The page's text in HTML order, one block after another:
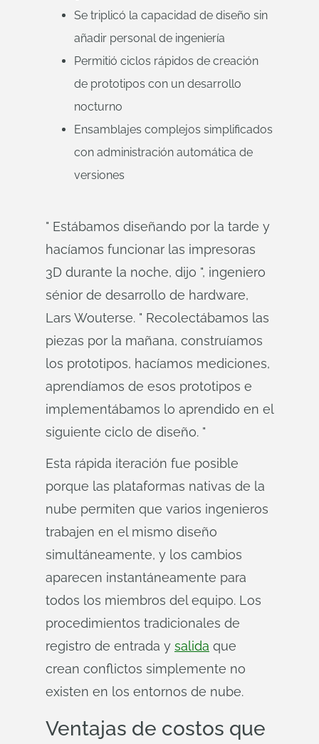
Se triplicó la capacidad de diseño sin
añadir personal de ingeniería
Permitió ciclos rápidos de creación
de prototipos con un desarrollo
nocturno
Ensamblajes complejos simplificados
con administración automática de
versiones
" Estábamos diseñando por la tarde y
hacíamos funcionar las impresoras
3D durante la noche, dijo ", ingeniero
sénior de desarrollo de hardware,
Lars Wouterse. " Recolectábamos las
piezas por la mañana, construíamos
los prototipos, hacíamos mediciones,
aprendíamos de esos prototipos e
implementábamos lo aprendido en el
siguiente ciclo de diseño. "
Esta rápida iteración fue posible
porque las plataformas nativas de la
nube permiten que varios ingenieros
trabajen en el mismo diseño
simultáneamente, y los cambios
aparecen instantáneamente para
todos los miembros del equipo. Los
procedimientos tradicionales de
registro de entrada y salida que
crean conflictos simplemente no
existen en los entornos de nube.
Ventajas de costos que